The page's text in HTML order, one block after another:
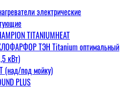
электрические
TITANIUMHEAT
ТЭН Titanium оптимальный
кВт)
(над/под мойку)
PLUS